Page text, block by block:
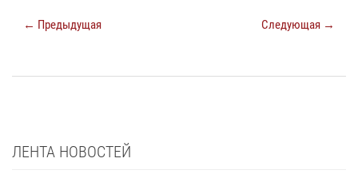
← Предыдущая Следующая →
ЛЕНТА НОВОСТЕЙ